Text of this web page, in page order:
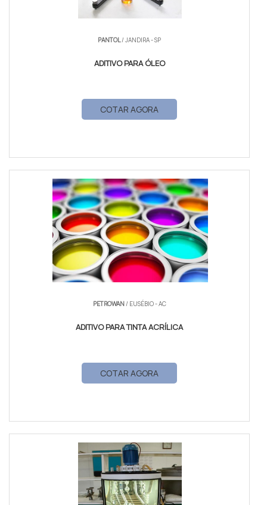
PANTOL/ JANDIRA - SP
ADITIVO PARA ÓLEO
COTAR AGORA
PETROWAN/ EUSÉBIO - AC
ADITIVO PARA TINTA ACRÍLICA
COTAR AGORA